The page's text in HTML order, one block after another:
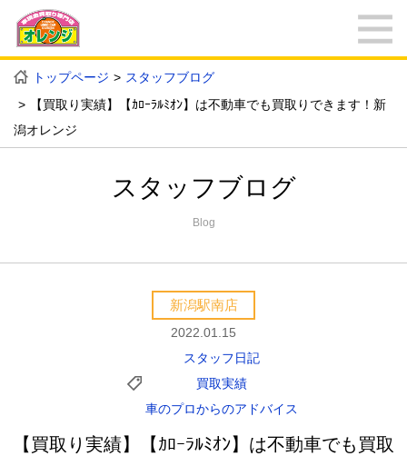
トップページ
スタッフブログ
【買取り実績】【ｶﾛｰﾗﾙﾐｵﾝ】は不動車でも買取りできます！新
潟オレンジ
スタッフブログ
Blog
新潟駅南店
2022.01.15
スタッフ日記
買取実績
車のプロからのアドバイス
【買取り実績】【ｶﾛｰﾗﾙﾐｵﾝ】は不動車でも買取